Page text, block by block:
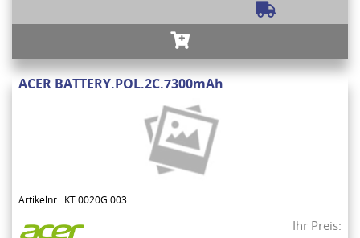
ACER BATTERY.POL.2C.7300mAh
Artikelnr.: KT.0020G.003
Ihr Preis: